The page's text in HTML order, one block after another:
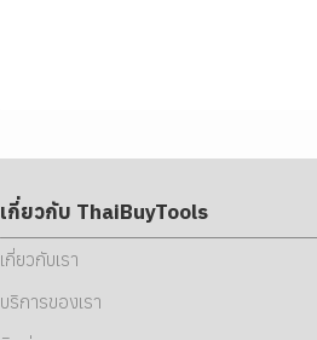
เกี่ยวกับ ThaiBuyTools
เกี่ยวกับเรา
บริการของเรา